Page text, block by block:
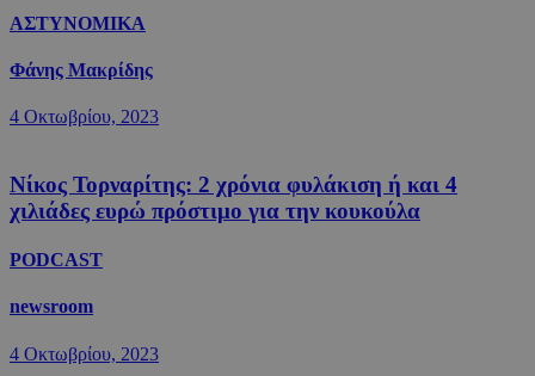
ΑΣΤΥΝΟΜΙΚΑ
Φάνης Μακρίδης
4 Οκτωβρίου, 2023
Νίκος Τορναρίτης: 2 χρόνια φυλάκιση ή και 4
χιλιάδες ευρώ πρόστιμο για την κουκούλα
PODCAST
newsroom
4 Οκτωβρίου, 2023